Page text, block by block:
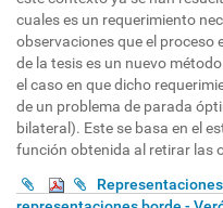
cuales es un requerimiento
observaciones que el proceso
de la tesis es un nuevo
el caso en que dicho
de un problema de parada
bilateral). Este se basa en el
función obtenida al retirar las